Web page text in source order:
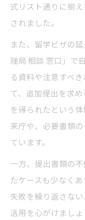
式リスト通りに揃
されました。
また、留学ビザの
理局 相談 窓口」で
る資料や注意すべ
て、追加提出を求
を得られたという
来庁や、必要書類
ています。
一方、提出書類の
たケースも少なく
失敗を繰り返さな
活用を心がけましょ